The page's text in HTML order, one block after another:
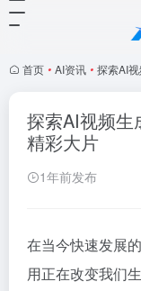
首页 • AI资讯 • 探索AI
探索AI视频生
精彩大片
1年前发布
在当今快速发展
用正在改变我们